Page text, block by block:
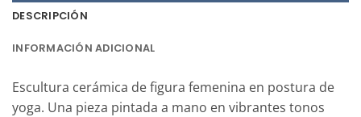
DESCRIPCIÓN
INFORMACIÓN ADICIONAL
Escultura cerámica de figura femenina en postura de
yoga. Una pieza pintada a mano en vibrantes tonos